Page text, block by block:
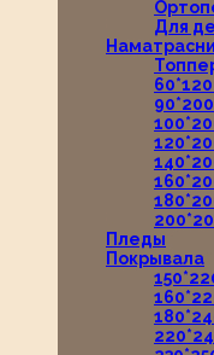
Для
Пледы
Покрывала